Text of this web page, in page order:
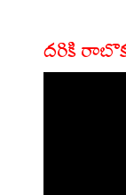
దరికి